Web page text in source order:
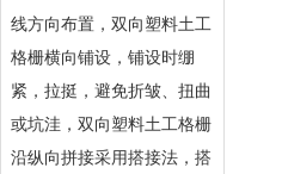
线方向布置，双向塑料土工
格栅横向铺设，铺设时绷
紧，拉挺，避免折皱、扭曲
或坑洼，双向塑料土工格栅
沿纵向拼接采用搭接法，搭